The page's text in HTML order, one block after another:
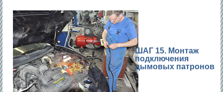
ШАГ 15. Монтаж
подключения
дымовых патронов